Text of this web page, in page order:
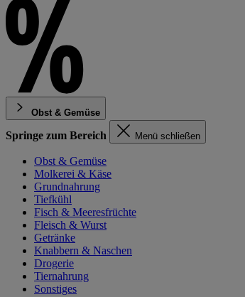
Obst & Gemüse
Springe zum Bereich Menü schließen
Obst & Gemüse
Molkerei & Käse
Grundnahrung
Tiefkühl
Fisch & Meeresfrüchte
Fleisch & Wurst
Getränke
Knabbern & Naschen
Drogerie
Tiernahrung
Sonstiges